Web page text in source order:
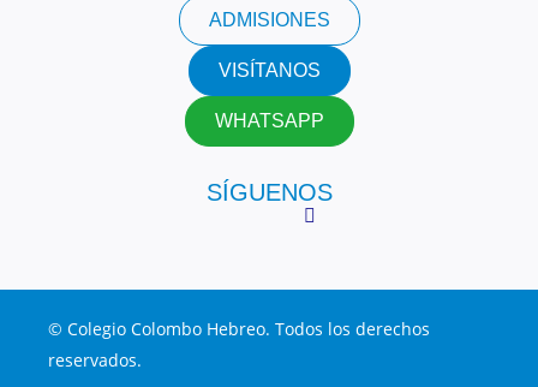
ADMISIONES
VISÍTANOS
WHATSAPP
SÍGUENOS
© Colegio Colombo Hebreo. Todos los derechos
reservados.